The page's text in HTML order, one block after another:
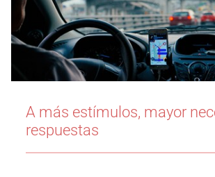
A más estímulos, mayor
respuestas